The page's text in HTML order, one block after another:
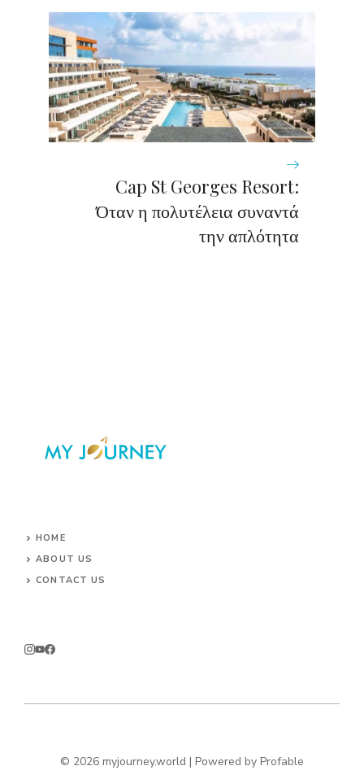
Cap St Georges Resort:
Όταν η πολυτέλεια συναντά
την απλότητα
HOME
ABOUT US
CONTACT US
© 2026 myjourney.world | Powered by Profable